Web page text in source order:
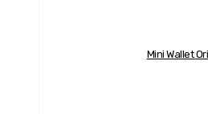
Mini Wallet